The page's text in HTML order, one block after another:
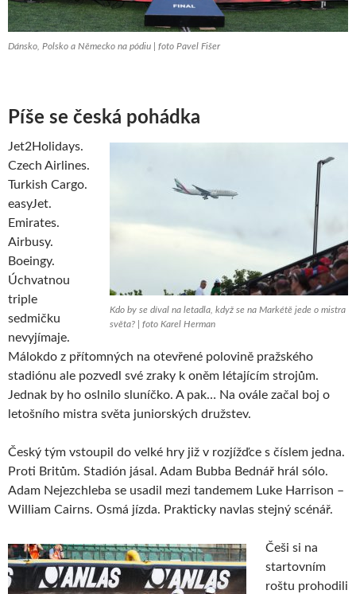
Dánsko, Polsko a Německo na pódiu | foto Pavel Fišer
Píše se česká pohádka
Kdo by se díval na letadla, když se na Markétě jede o mistra
světa? | foto Karel Herman
Jet2Holidays.
Czech Airlines.
Turkish Cargo.
easyJet.
Emirates.
Airbusy.
Boeingy.
Úchvatnou
triple
sedmičku
nevyjímaje.
Málokdo z přítomných na otevřené polovině pražského
stadiónu ale pozvedl své zraky k oněm létajícím strojům.
Jednak by ho oslnilo sluníčko. A pak… Na ovále začal boj o
letošního mistra světa juniorských družstev.
Český tým vstoupil do velké hry již v rozjížďce s číslem jedna.
Proti Britům. Stadión jásal. Adam Bubba Bednář hrál sólo.
Adam Nejezchleba se usadil mezi tandemem Luke Harrison –
William Cairns. Osmá jízda. Prakticky navlas stejný scénář.
Češi si na
startovním
roštu prohodili